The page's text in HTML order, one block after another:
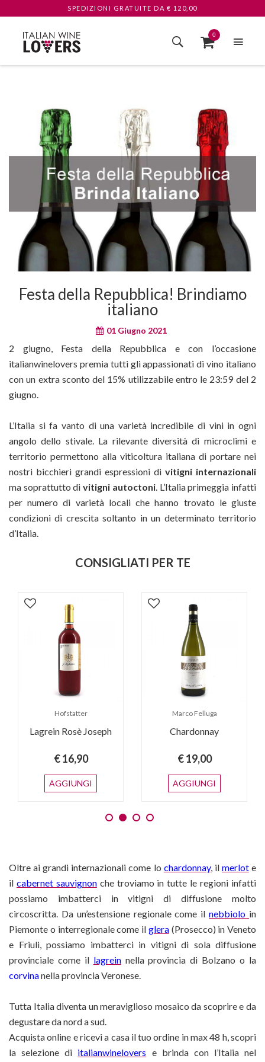
SPEDIZIONI GRATUITE DA € 120,00
0
Festa della Repubblica! Brindiamo
italiano
01 Giugno 2021
2 giugno, Festa della Repubblica e con l’occasione
italianwinelovers premia tutti gli appassionati di vino italiano
con un extra sconto del 15% utilizzabile entro le 23:59 del 2
giugno.
L’Italia si fa vanto di una varietà incredibile di vini in ogni
angolo dello stivale. La rilevante diversità di microclimi e
territorio permettono alla viticoltura italiana di portare nei
nostri bicchieri grandi espressioni di vitigni internazionali
ma soprattutto divitigni autoctoni. L’Italia primeggia infatti
per numero di varietà locali che hanno trovato le giuste
condizioni di crescita soltanto in un determinato territorio
d’Italia.
CONSIGLIATI PER TE
Hofstatter
Lagrein Rosè Joseph
€ 16,90
AGGIUNGI
Marco Felluga
Chardonnay
€ 19,00
AGGIUNGI
Oltre ai grandi internazionali come lo chardonnay, il merlote
il cabernet sauvignonche troviamo in tutte le regioni infatti
possiamo imbatterci in vitigni di diffusione molto
circoscritta. Da un’estensione regionale come ilnebbiolo in
Piemonte o interregionale come il glera(Prosecco) in Veneto
e Friuli, possiamo imbatterci in vitigni di sola diffusione
provinciale come il lagreinnella provincia di Bolzano o la
corvinanella provincia Veronese.
Tutta Italia diventa un meraviglioso mosaico da scoprire e da
degustare da nord a sud.
Acquista online e ricevi a casa il tuo ordine in max 48 h, scopri
la selezione di italianwinelovers e brinda con l’Italia nel